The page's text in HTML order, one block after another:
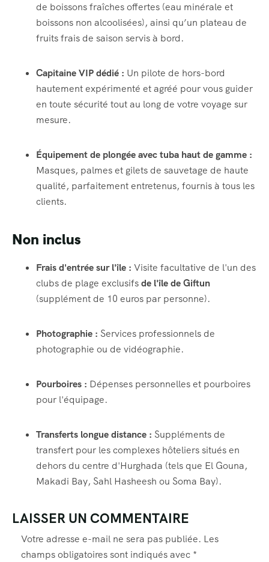
de boissons fraîches offertes (eau minérale et
boissons non alcoolisées), ainsi qu’un plateau de
fruits frais de saison servis à bord.
Capitaine VIP dédié : Un pilote de hors-bord
hautement expérimenté et agréé pour vous guider
en toute sécurité tout au long de votre voyage sur
mesure.
Équipement de plongée avec tuba haut de gamme :
Masques, palmes et gilets de sauvetage de haute
qualité, parfaitement entretenus, fournis à tous les
clients.
Non inclus
Frais d'entrée sur l'île : Visite facultative de l'un des
clubs de plage exclusifsde l'île de Giftun
(supplément de 10 euros par personne).
Photographie : Services professionnels de
photographie ou de vidéographie.
Pourboires : Dépenses personnelles et pourboires
pour l'équipage.
Transferts longue distance : Suppléments de
transfert pour les complexes hôteliers situés en
dehors du centre d'Hurghada (tels que El Gouna,
Makadi Bay, Sahl Hasheesh ou Soma Bay).
LAISSER UN COMMENTAIRE
Votre adresse e-mail ne sera pas publiée. Les
champs obligatoires sont indiqués avec *